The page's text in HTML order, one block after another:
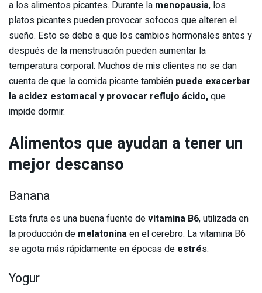
a los alimentos picantes. Durante la menopausia, los
platos picantes pueden provocar sofocos que alteren el
sueño. Esto se debe a que los cambios hormonales antes y
después de la menstruación pueden aumentar la
temperatura corporal. Muchos de mis clientes no se dan
cuenta de que la comida picante también puede exacerbar
la acidez estomacal y provocar reflujo ácido,que
impide dormir.
Alimentos que ayudan a tener un
mejor descanso
Banana
Esta fruta es una buena fuente devitamina B6, utilizada en
la producción de melatoninaen el cerebro. La vitamina B6
se agota más rápidamente en épocas de estrés.
Yogur